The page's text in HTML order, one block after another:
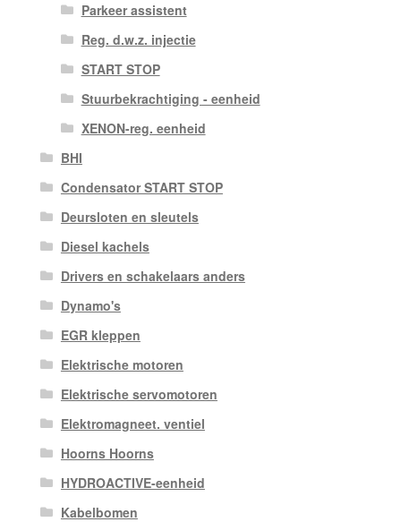
Parkeer assistent
Reg. d.w.z. injectie
START STOP
Stuurbekrachtiging - eenheid
XENON-reg. eenheid
BHI
Condensator START STOP
Deursloten en sleutels
Diesel kachels
Drivers en schakelaars anders
Dynamo's
EGR kleppen
Elektrische motoren
Elektrische servomotoren
Elektromagneet. ventiel
Hoorns Hoorns
HYDROACTIVE-eenheid
Kabelbomen